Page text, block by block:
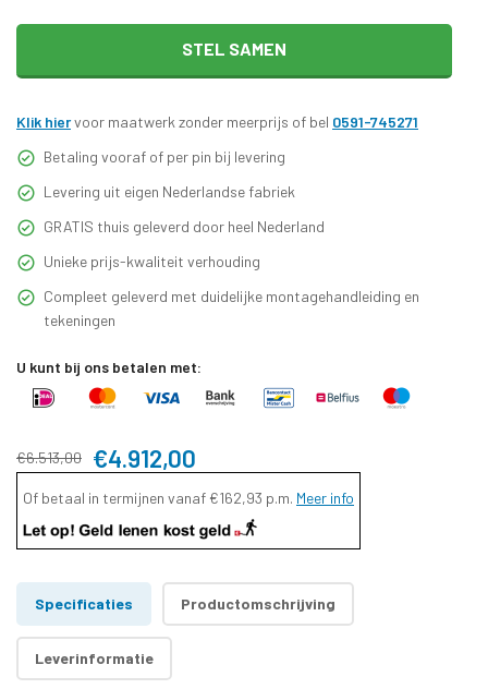
STEL SAMEN
Klik hiervoor maatwerk zonder meerprijs of bel 0591-745271
Betaling vooraf of per pin bij levering
Levering uit eigen Nederlandse fabriek
GRATIS thuis geleverd door heel Nederland
Unieke prijs-kwaliteit verhouding
Compleet geleverd met duidelijke montagehandleiding en
tekeningen
U kunt bij ons betalen met:
€6.513,00 €4.912,00
Of betaal in termijnen vanaf €162,93 p.m. Meer info
Specificaties Productomschrijving
Leverinformatie